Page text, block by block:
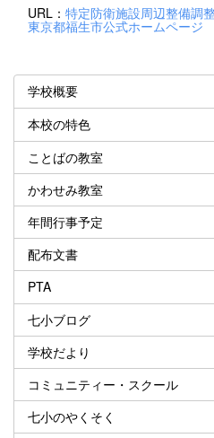
URL： 特定防衛施設周辺整備調
東京都福生市公式ホームページ
学校概要
本校の特色
ことばの教室
かわせみ教室
年間行事予定
配布文書
PTA
七小ブログ
学校だより
コミュニティー・スクール
七小のやくそく